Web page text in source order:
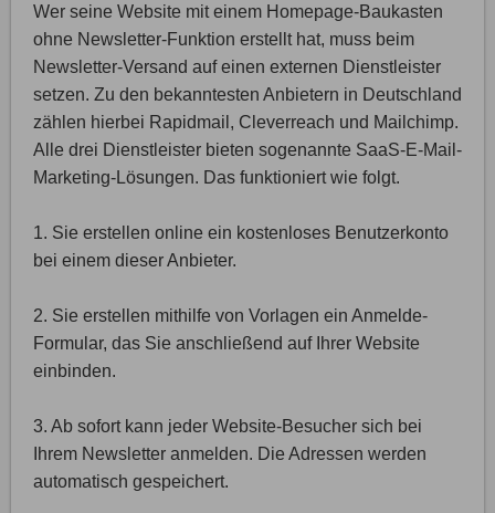
Wer seine Website mit einem Homepage-Baukasten
ohne Newsletter-Funktion erstellt hat, muss beim
Newsletter-Versand auf einen externen Dienstleister
setzen. Zu den bekanntesten Anbietern in Deutschland
zählen hierbei Rapidmail, Cleverreach und Mailchimp.
Alle drei Dienstleister bieten sogenannte SaaS-E-Mail-
Marketing-Lösungen. Das funktioniert wie folgt.
1. Sie erstellen online ein kostenloses Benutzerkonto
bei einem dieser Anbieter.
2. Sie erstellen mithilfe von Vorlagen ein Anmelde-
Formular, das Sie anschließend auf Ihrer Website
einbinden.
3. Ab sofort kann jeder Website-Besucher sich bei
Ihrem Newsletter anmelden. Die Adressen werden
automatisch gespeichert.